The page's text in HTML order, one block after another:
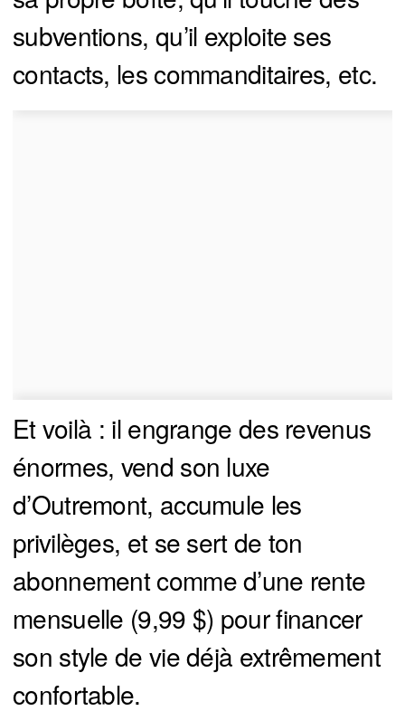
subventions, qu’il exploite ses
contacts, les commanditaires, etc.
Et voilà : il engrange des revenus
énormes, vend son luxe
d’Outremont, accumule les
privilèges, et se sert de ton
abonnement comme d’une rente
mensuelle (9,99 $) pour financer
son style de vie déjà extrêmement
confortable.